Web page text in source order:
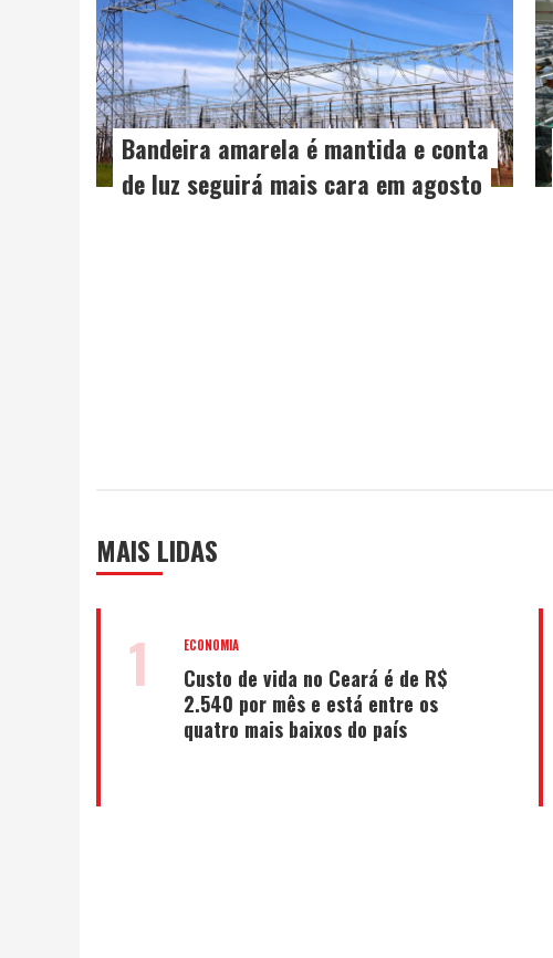
Bandeira amarela é mantida e conta
de luz seguirá mais cara em agosto
MAIS LIDAS
1 ECONOMIA
Custo de vida no Ceará é de R$
2.540 por mês e está entre os
quatro mais baixos do país